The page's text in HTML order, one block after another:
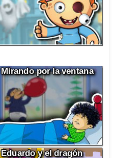
Mirando por la ventana
Eduardo y el dragón